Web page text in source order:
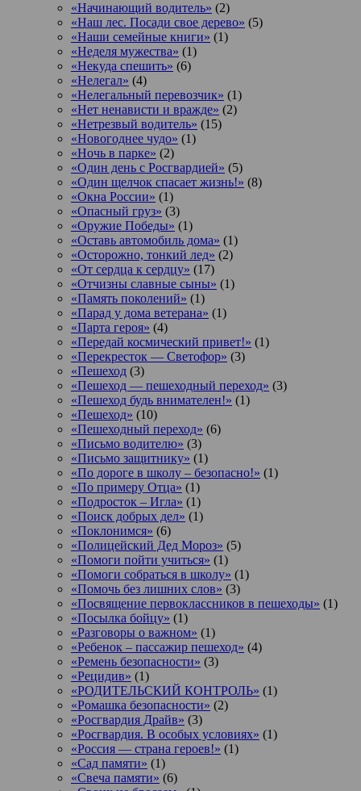
«Начинающий водитель» (2)
«Наш лес. Посади свое дерево» (5)
«Наши семейные книги» (1)
«Неделя мужества» (1)
«Некуда спешить» (6)
«Нелегал» (4)
«Нелегальный перевозчик» (1)
«Нет ненависти и вражде» (2)
«Нетрезвый водитель» (15)
«Новогоднее чудо» (1)
«Ночь в парке» (2)
«Один день с Росгвардией» (5)
«Один щелчок спасает жизнь!» (8)
«Окна России» (1)
«Опасный груз» (3)
«Оружие Победы» (1)
«Оставь автомобиль дома» (1)
«Осторожно, тонкий лед» (2)
«От сердца к сердцу» (17)
«Отчизны славные сыны» (1)
«Память поколений» (1)
«Парад у дома ветерана» (1)
«Парта героя» (4)
«Передай космический привет!» (1)
«Перекресток — Светофор» (3)
«Пешеход (3)
«Пешеход — пешеходный переход» (3)
«Пешеход будь внимателен!» (1)
«Пешеход» (10)
«Пешеходный переход» (6)
«Письмо водителю» (3)
«Письмо защитнику» (1)
«По дороге в школу – безопасно!» (1)
«По примеру Отца» (1)
«Подросток ‒ Игла» (1)
«Поиск добрых дел» (1)
«Поклонимся» (6)
«Полицейский Дед Мороз» (5)
«Помоги пойти учиться» (1)
«Помоги собраться в школу» (1)
«Помочь без лишних слов» (3)
«Посвящение первоклассников в пешеходы» (1)
«Посылка бойцу» (1)
«Разговоры о важном» (1)
«Ребенок – пассажир пешеход» (4)
«Ремень безопасности» (3)
«Рецидив» (1)
«РОДИТЕЛЬСКИЙ КОНТРОЛЬ» (1)
«Ромашка безопасности» (2)
«Росгвардия Драйв» (3)
«Росгвардия. В особых условиях» (1)
«Россия — страна героев!» (1)
«Сад памяти» (1)
«Свеча памяти» (6)